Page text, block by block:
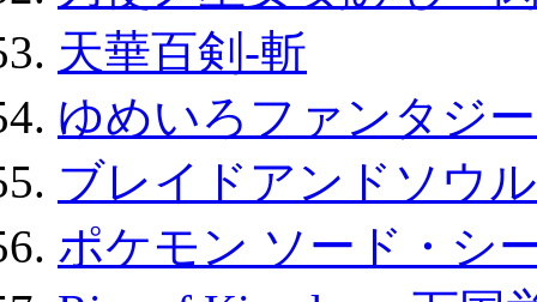
天華百剣-斬
ゆめいろファンタジ
ブレイドアンドソウ
ポケモン ソード・シ